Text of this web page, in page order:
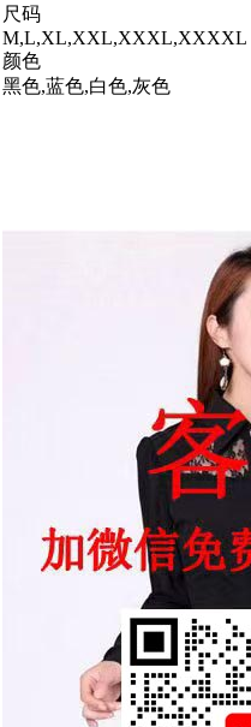
尺码
M,L,XL,XXL,XXXL,XXXXL
颜色
黑色,蓝色,白色,灰色